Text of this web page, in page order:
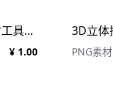
3D立体插画素材工具厨房电器模型
¥ 1.00 PNG素材